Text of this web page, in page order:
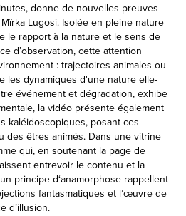
donne de nouvelles preuves
Lugosi. Isolée en pleine nature
le rapport à la nature et le sens de
d’observation, cette attention
: trajectoires animales ou
les dynamiques d'une nature elle-
événement et dégradation, exhibe
la vidéo présente également
kaléidoscopiques, posant ces
des êtres animés. Dans une vitrine
qui, en soutenant la page de
entrevoir le contenu et la
principe d‘anamorphose rappellent
fantasmatiques et l’œuvre de
d’illusion.